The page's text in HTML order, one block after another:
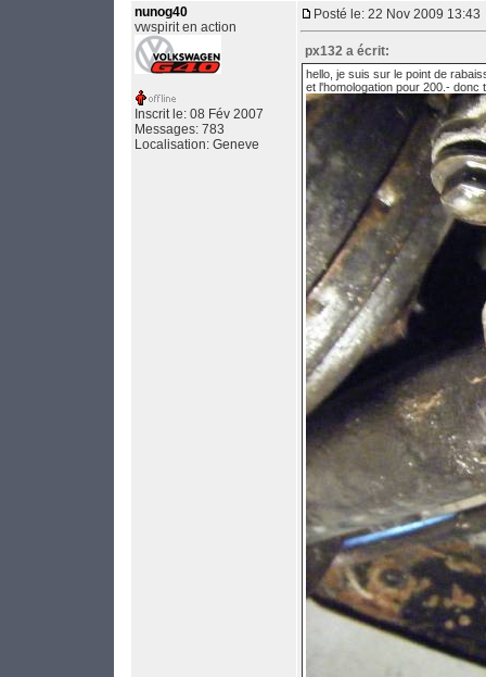
nunog40
vwspirit en action
Inscrit le: 08 Fév 2007
Messages: 783
Localisation: Geneve
Posté le: 22 Nov 2009 13:43
px132 a écrit:
hello, je suis sur le point de
et l'homologation pour 200.-